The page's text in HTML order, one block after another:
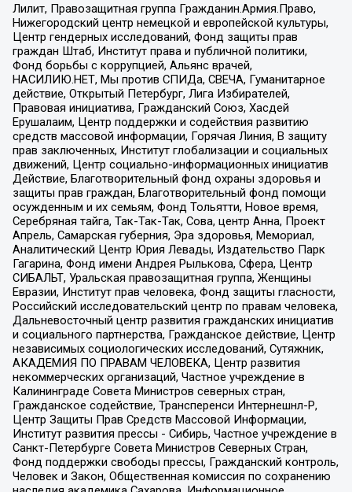
Лилит, Правозащитная группа Гражданин.Армия.Право,
Нижегородский центр немецкой и европейской культуры,
Центр гендерных исследований, Фонд защиты прав
граждан Штаб, Институт права и публичной политики,
Фонд борьбы с коррупцией, Альянс врачей,
НАСИЛИЮ.НЕТ, Мы против СПИДа, СВЕЧА, Гуманитарное
действие, Открытый Петербург, Лига Избирателей,
Правовая инициатива, Гражданский Союз, Хасдей
Ерушалаим, Центр поддержки и содействия развитию
средств массовой информации, Горячая Линия, В защиту
прав заключенных, Институт глобализации и социальных
движений, Центр социально-информационных инициатив
Действие, Благотворительный фонд охраны здоровья и
защиты прав граждан, Благотворительный фонд помощи
осужденным и их семьям, Фонд Тольятти, Новое время,
Серебряная тайга, Так-Так-Так, Сова, центр Анна, Проект
Апрель, Самарская губерния, Эра здоровья, Мемориал,
Аналитический Центр Юрия Левады, Издательство Парк
Гагарина, Фонд имени Андрея Рылькова, Сфера, Центр
СИБАЛЬТ, Уральская правозащитная группа, Женщины
Евразии, Институт прав человека, Фонд защиты гласности,
Российский исследовательский центр по правам человека,
Дальневосточный центр развития гражданских инициатив
и социального партнерства, Гражданское действие, Центр
независимых социологических исследований, Сутяжник,
АКАДЕМИЯ ПО ПРАВАМ ЧЕЛОВЕКА, Центр развития
некоммерческих организаций, Частное учреждение в
Калининграде Совета Министров северных стран,
Гражданское содействие, Трансперенси Интернешнл-Р,
Центр Защиты Прав Средств Массовой Информации,
Институт развития прессы - Сибирь, Частное учреждение в
Санкт-Петербурге Совета Министров Северных Стран,
Фонд поддержки свободы прессы, Гражданский контроль,
Человек и Закон, Общественная комиссия по сохранению